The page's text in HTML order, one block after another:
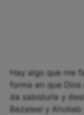
Hay algo que me
forma en que
da sabiduría y
Bezaleel y